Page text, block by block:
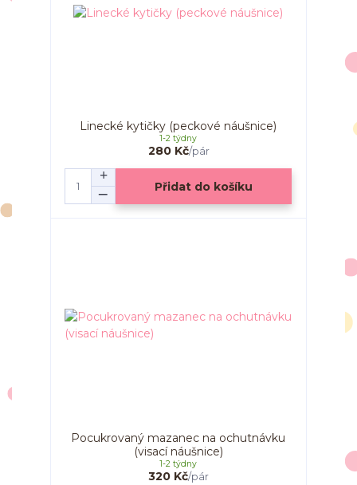
Linecké kytičky (peckové náušnice)
280 Kč/pár
1-2 týdny
Přidat do košíku
Pocukrovaný mazanec na ochutnávku
(visací náušnice)
320 Kč/pár
1-2 týdny